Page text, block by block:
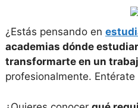
¿Estás pensando en
academias dónde
transformarte en un
profesionalmente.